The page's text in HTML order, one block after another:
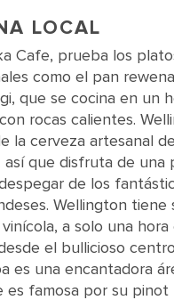
LOCAL
Cafe, prueba los
como el pan
que se cocina en un
rocas calientes.
la cerveza artesanal
así que disfruta de una
de los
Wellington tiene
a solo una
el bullicioso
es una encantadora
es famosa por su pinot